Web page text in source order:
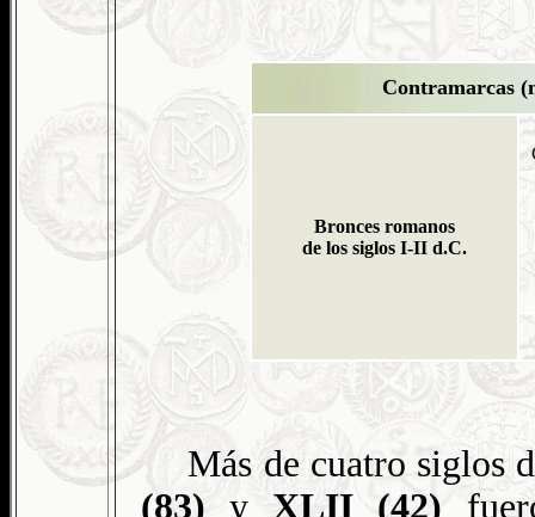
Contramarcas
Bronces romanos
de los siglos I-II d.C.
Más de cuatro siglos
(83) yXLII (42)